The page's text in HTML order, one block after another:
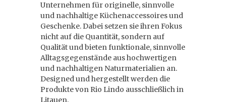
Unternehmen für originelle, sinnvolle
und nachhaltige Küchenaccessoires und
Geschenke. Dabei setzen sie ihren Fokus
nicht auf die Quantität, sondern auf
Qualität und bieten funktionale, sinnvolle
Alltagsgegenstände aus hochwertigen
und nachhaltigen Naturmaterialien an.
Designed und hergestellt werden die
Produkte von Rio Lindo ausschließlich in
Litauen.